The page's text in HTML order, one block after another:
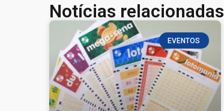
Notícias relacionadas
EVENTOS